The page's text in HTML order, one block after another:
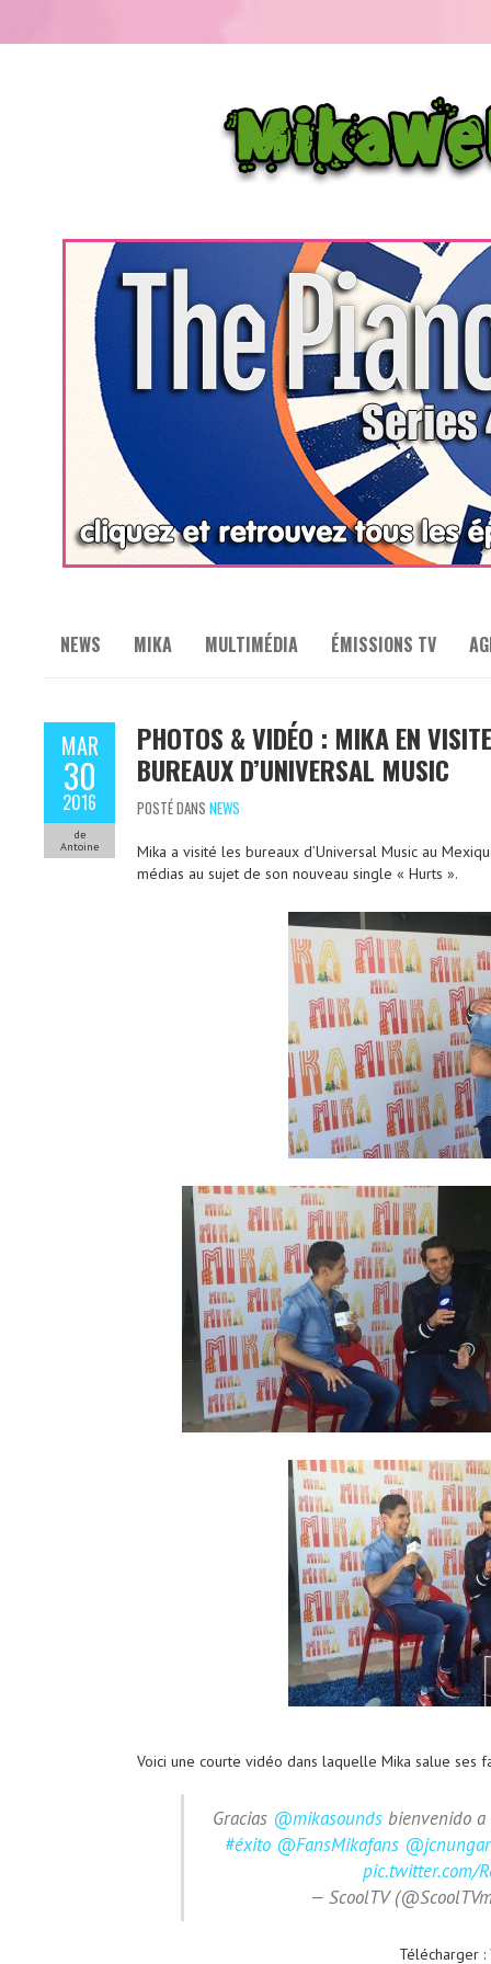
NEWS MIKA MULTIMÉDIA ÉMISSIONS TV
MAR
30
2016
de
Antoine
PHOTOS & VIDÉO : MIKA EN
BUREAUX D’UNIVERSAL MUSIC
POSTÉ DANS NEWS
Mika a visité les bureaux d’Universal Music au
médias au sujet de son nouveau single « Hurts ».
Voici une courte vidéo dans laquelle Mika salue ses
Gracias @mikasoundsbienvenido a
#éxito @FansMikafans
pic.twitter.com/
— ScoolTV
Télécharger :